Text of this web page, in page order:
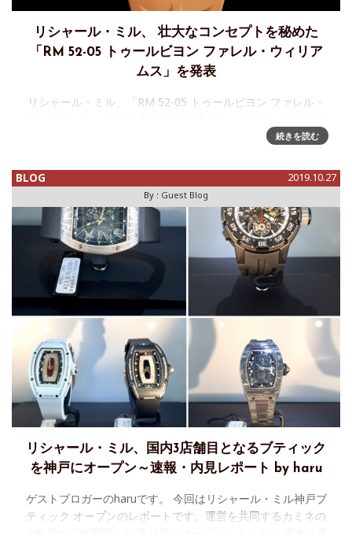
リシャール・ミル、 壮大なコンセプトを秘めた
「RM 52-05 トゥールビヨン ファレル・ウィリア
ムス」を発表
リシャール・ミル、「RM 52-05 トゥールビヨン ファレル・
ー、音楽プロデューサーのファレル・ウィリアムス。豊かな
し、
続きを読む
BLOG 2019.10.27
By : Guest Blog
リシャール・ミル、国内3店舗目となるブティック
を神戸にオープン～速報・内見レポート by haru
ゲストブロガーのharuです。 今回はリシャール・ミル神戸ブ
ティック オープンのレポートです。運営を共同するカミネの